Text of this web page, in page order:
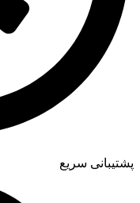
پشتیبانی سریع